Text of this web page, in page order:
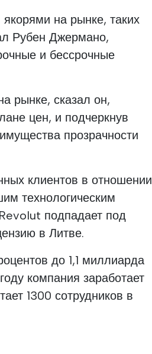
на рынке, таких
Рубен Джермано,
и бессрочные
рынке, сказал он,
цен, и подчеркнув
прозрачности
клиентов в отношении
технологическим
подпадает под
в Литве.
до 1,1 миллиарда
компания заработает
1300 сотрудников в